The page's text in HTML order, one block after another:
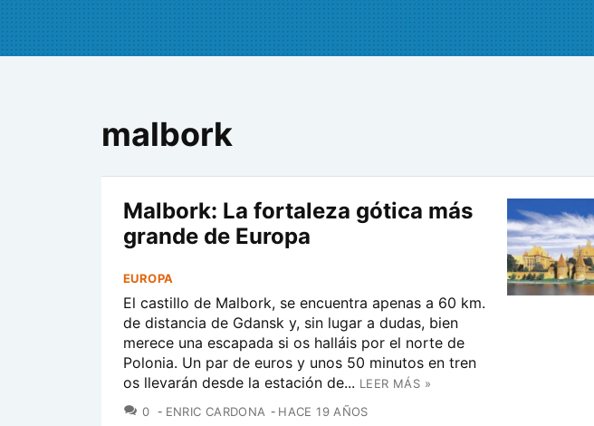
malbork
Malbork: La fortaleza gótica más
grande de Europa
EUROPA
El castillo de Malbork, se encuentra apenas a 60 km.
de distancia de Gdansk y, sin lugar a dudas, bien
merece una escapada si os halláis por el norte de
Polonia. Un par de euros y unos 50 minutos en tren
os llevarán desde la estación de... LEER MÁS »
0 COMENTARIOS
ENRIC CARDONA HACE 19 AÑOS